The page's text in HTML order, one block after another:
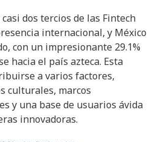
dos tercios de las Fintech
internacional, y México
con un impresionante 29.1%
hacia el país azteca. Esta
a varios factores,
culturales, marcos
y una base de usuarios ávida
innovadoras.